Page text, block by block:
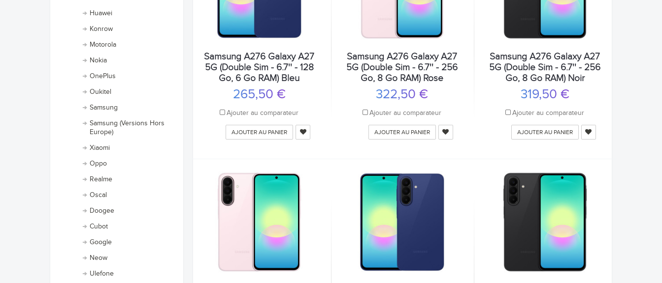
Huawei
Konrow
Motorola
Nokia
OnePlus
Oukitel
Samsung
Samsung (Versions Hors
Europe)
Xiaomi
Oppo
Realme
Oscal
Doogee
Cubot
Google
Neow
Ulefone
Samsung A276 Galaxy A27
5G (Double Sim - 6.7'' - 128
Go, 6 Go RAM) Bleu
265,50 €
Ajouter au comparateur
AJOUTER AU PANIER
Samsung A276 Galaxy A27
5G (Double Sim - 6.7'' - 256
Go, 8 Go RAM) Rose
322,50 €
Ajouter au comparateur
AJOUTER AU PANIER
Samsung A276 Galaxy A27
5G (Double Sim - 6.7'' - 256
Go, 8 Go RAM) Noir
319,50 €
Ajouter au comparateur
AJOUTER AU PANIER